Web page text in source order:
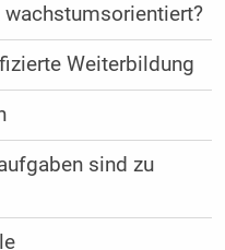
Weiterbildung
sind zu